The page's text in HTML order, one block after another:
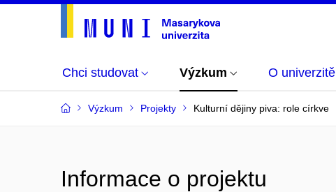
Chci studovat Výzkum O univerzitě
Výzkum Projekty Kulturní dějiny piva: role církve
Informace o projektu